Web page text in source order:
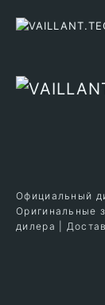
Официальный
Оригинальные
дилера |